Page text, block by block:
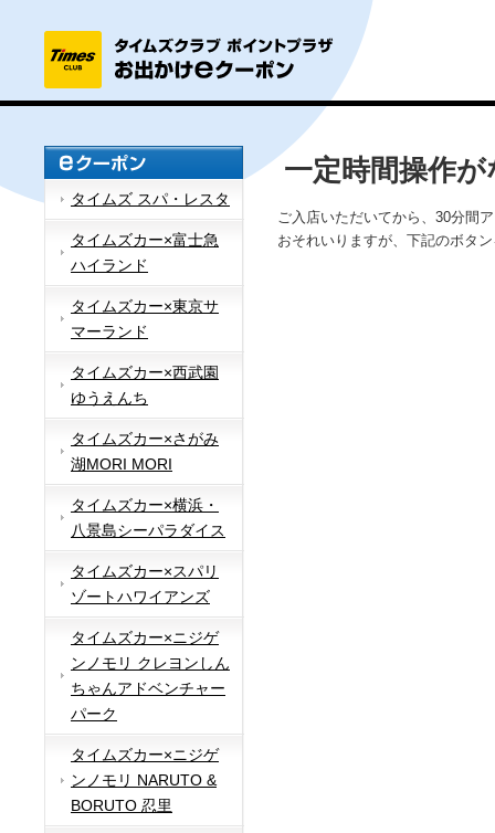
タイムズ スパ・レスタ
タイムズカー×富士急
ハイランド
タイムズカー×東京サ
マーランド
タイムズカー×西武園
ゆうえんち
タイムズカー×さがみ
湖MORI MORI
タイムズカー×横浜・
八景島シーパラダイス
タイムズカー×スパリ
ゾートハワイアンズ
タイムズカー×ニジゲ
ンノモリ クレヨンしん
ちゃんアドベンチャー
パーク
タイムズカー×ニジゲ
ンノモリ NARUTO &
BORUTO 忍里
一定時間操作
ご入店いただいてから、30分間
おそれいりますが、下記のボタ